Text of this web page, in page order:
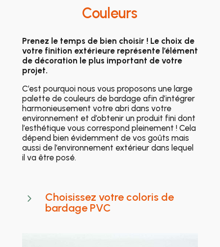
Couleurs
Prenez le temps de bien choisir ! Le choix de
votre finition extérieure représente l’élément
de décoration le plus important de votre
projet.
C’est pourquoi nous vous proposons une large
palette de couleurs de bardage afin d’intégrer
harmonieusement votre abri dans votre
environnement et d’obtenir un produit fini dont
l’esthétique vous correspond pleinement ! Cela
dépend bien évidemment de vos goûts mais
aussi de l’environnement extérieur dans lequel
il va être posé.
5
Choisissez votre coloris de
bardage PVC